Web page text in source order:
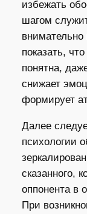
избежать
шагом
показать,
понятна,
снижает
формирует
Далее
психологии
сказанного,
оппонента в
При